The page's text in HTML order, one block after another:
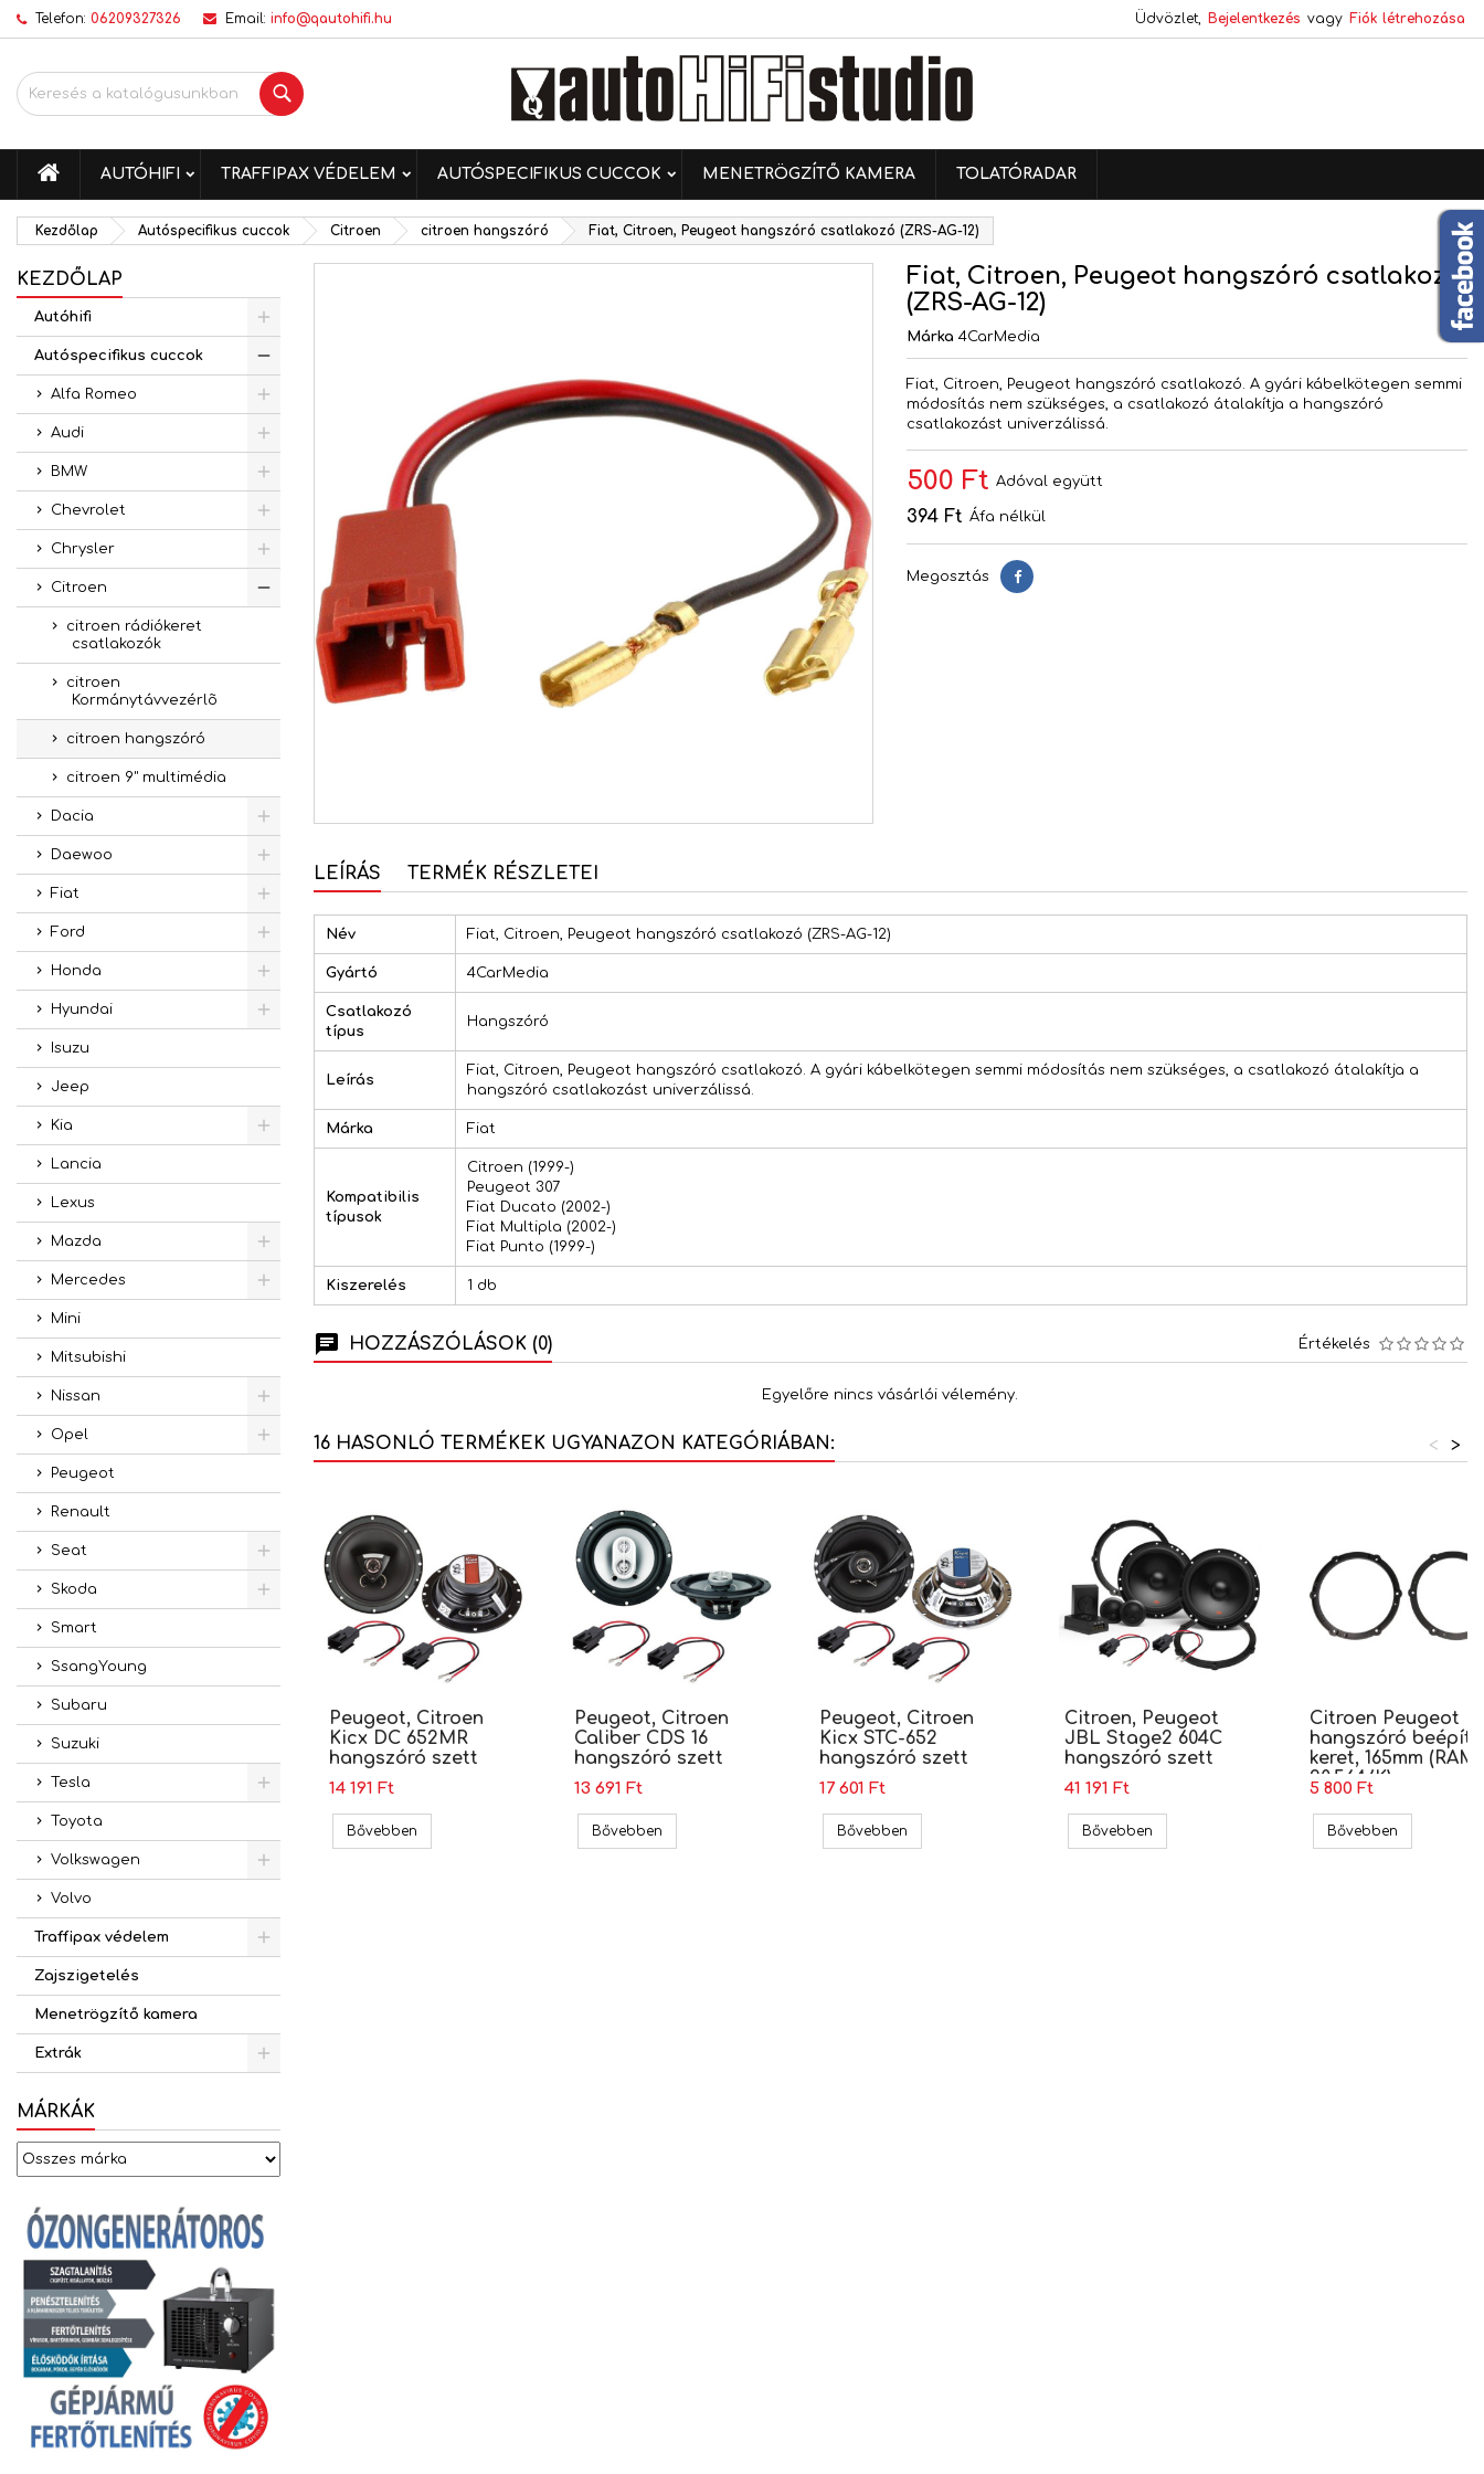
Telefon: 06209327326 Email: info@qautohifi.hu Üdvözlet, Bejelentkezés vagy Fiók létrehozása
Keresés
KEZDŐLAP
AUTÓHIFI TRAFFIPAX VÉDELEM AUTÓSPECIFIKUS CUCCOK MENETRÖGZÍTŐ KAMERA TOLATÓRADAR
Kezdőlap Autóspecifikus cuccok Citroen citroen hangszóró Fiat, Citroen, Peugeot hangszóró csatlakozó (ZRS-AG-12)
KEZDŐLAP
Autóhifi
Autóspecifikus cuccok
Alfa Romeo
Audi
BMW
Chevrolet
Chrysler
Citroen
citroen rádiókeret
csatlakozók
citroen
Kormánytávvezérlõ
citroen hangszóró
citroen 9" multimédia
Dacia
Daewoo
Fiat
Ford
Honda
Hyundai
Isuzu
Jeep
Kia
Lancia
Lexus
Mazda
Mercedes
Mini
Mitsubishi
Nissan
Opel
Peugeot
Renault
Seat
Skoda
Smart
SsangYoung
Subaru
Suzuki
Tesla
Toyota
Volkswagen
Volvo
Traffipax védelem
Zajszigetelés
Menetrögzítő kamera
Extrák
MÁRKÁK
Fiat, Citroen, Peugeot hangszóró csatlakozó
(ZRS-AG-12)
Márka 4CarMedia
Fiat, Citroen, Peugeot hangszóró csatlakozó. A gyári kábelkötegen semmi
módosítás nem szükséges, a csatlakozó átalakítja a hangszóró
csatlakozást univerzálissá.
500 Ft Adóval együtt
394 Ft Áfa nélkül
Megosztás Megosztás
LEÍRÁS TERMÉK RÉSZLETEI
Név Fiat, Citroen, Peugeot hangszóró csatlakozó (ZRS-AG-12)
Gyártó 4CarMedia
Csatlakozó
típus
Hangszóró
Leírás
Fiat, Citroen, Peugeot hangszóró csatlakozó. A gyári kábelkötegen semmi módosítás nem szükséges, a csatlakozó átalakítja a
hangszóró csatlakozást univerzálissá.
Márka Fiat
Kompatibilis
típusok
Citroen (1999-)
Peugeot 307
Fiat Ducato (2002-)
Fiat Multipla (2002-)
Fiat Punto (1999-)
Kiszerelés 1 db
HOZZÁSZÓLÁSOK (0) Értékelés
Egyelőre nincs vásárlói vélemény.
16 HASONLÓ TERMÉKEK UGYANAZON KATEGÓRIÁBAN: >
<
Peugeot, Citroen
Kicx DC 652MR
hangszóró szett
14 191 Ft
BővebbenPeugeot, Citroen Kicx DC 652MR hangszóró szett
Peugeot, Citroen
Caliber CDS 16
hangszóró szett
13 691 Ft
BővebbenPeugeot, Citroen Caliber CDS 16 hangszóró szett
Peugeot, Citroen
Kicx STC-652
hangszóró szett
17 601 Ft
BővebbenPeugeot, Citroen Kicx STC-652 hangszóró szett
Citroen, Peugeot
JBL Stage2 604C
hangszóró szett
41 191 Ft
BővebbenCitroen, Peugeot JBL Stage2 604C hangszóró
Citroen Peugeot
hangszóró beépítõ
keret, 165mm (RAM-
20.564/K)
5 800 Ft
BővebbenCitroen
Kívánságlistáim
Új lista létrehozása
Kívánságlista létrehozása
Mégsem Kívánságlista létrehozása
Bejelentkezés
Be kell jelentkezned a termékek kívánságlistába történő